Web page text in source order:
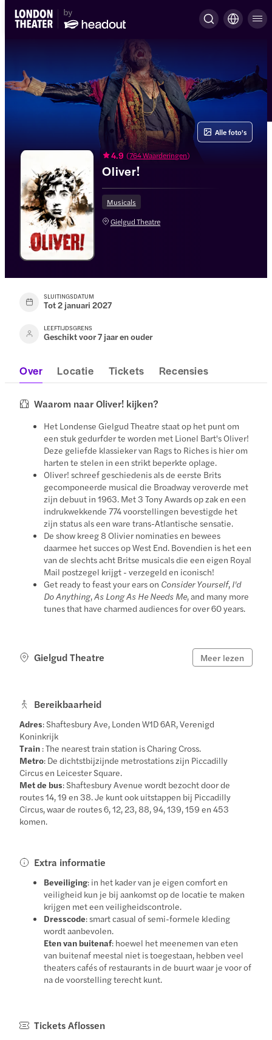
4.9 (764 Waarderingen)
Oliver!
Musicals
Gielgud Theatre
Alle foto's
SLUITINGSDATUM
Tot 2 januari 2027
LEEFTIJDSGRENS
Geschikt voor 7 jaar en ouder
Over Locatie Tickets Recensies
Waarom naar Oliver! kijken?
Het Londense Gielgud Theatre staat op het punt om
een stuk gedurfder te worden met Lionel Bart's Oliver!
Deze geliefde klassieker van Rags to Riches is hier om
harten te stelen in een strikt beperkte oplage.
Oliver! schreef geschiedenis als de eerste Brits
gecomponeerde musical die Broadway veroverde met
zijn debuut in 1963. Met 3 Tony Awards op zak en een
indrukwekkende 774 voorstellingen bevestigde het
zijn status als een ware trans-Atlantische sensatie.
De show kreeg 8 Olivier nominaties en bewees
daarmee het succes op West End. Bovendien is het een
van de slechts acht Britse musicals die een eigen Royal
Mail postzegel krijgt - verzegeld en iconisch!
Get ready to feast your ears on Consider Yourself, I'd
Do Anything,As Long As He Needs Me, and many more
tunes that have charmed audiences for over 60 years.
Gielgud Theatre Meer lezen
Bereikbaarheid
Adres: Shaftesbury Ave, Londen W1D 6AR, Verenigd
Koninkrijk
Train : The nearest train station is Charing Cross.
Metro: De dichtstbijzijnde metrostations zijn Piccadilly
Circus en Leicester Square.
Met de bus: Shaftesbury Avenue wordt bezocht door de
routes 14, 19 en 38. Je kunt ook uitstappen bij Piccadilly
Circus, waar de routes 6, 12, 23, 88, 94, 139, 159 en 453
komen.
Extra informatie
Beveiliging: in het kader van je eigen comfort en
veiligheid kun je bij aankomst op de locatie te maken
krijgen met een veiligheidscontrole.
Dresscode: smart casual of semi-formele kleding
wordt aanbevolen.
Eten van buitenaf: hoewel het meenemen van eten
van buitenaf meestal niet is toegestaan, hebben veel
theaters cafés of restaurants in de buurt waar je voor of
na de voorstelling terecht kunt.
Tickets Aflossen